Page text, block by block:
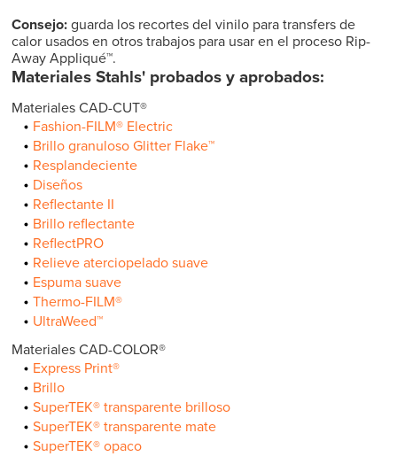
Consejo: guarda los recortes del vinilo para transfers de
calor usados en otros trabajos para usar en el proceso Rip-
Away Appliqué™.
Materiales Stahls' probados y aprobados:
Materiales CAD-CUT®
Fashion-FILM® Electric
Brillo granuloso Glitter Flake™
Resplandeciente
Diseños
Reflectante II
Brillo reflectante
ReflectPRO
Relieve aterciopelado suave
Espuma suave
Thermo-FILM®
UltraWeed™
Materiales CAD-COLOR®
Express Print®
Brillo
SuperTEK® transparente brilloso
SuperTEK® transparente mate
SuperTEK® opaco